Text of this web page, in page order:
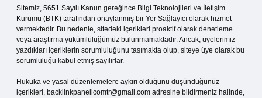
Sitemiz, 5651 Sayılı Kanun gereğince Bilgi Teknolojileri ve İletişim
Kurumu (BTK) tarafından onaylanmış bir Yer Sağlayıcı olarak hizmet
vermektedir. Bu nedenle, sitedeki içerikleri proaktif olarak denetleme
veya araştırma yükümlülüğümüz bulunmamaktadır. Ancak, üyelerimiz
yazdıkları içeriklerin sorumluluğunu taşımakta olup, siteye üye olarak bu
sorumluluğu kabul etmiş sayılırlar.
Hukuka ve yasal düzenlemelere aykırı olduğunu düşündüğünüz
içerikleri, backlinkpanelicomtr@gmail.com adresine bildirmeniz halinde,